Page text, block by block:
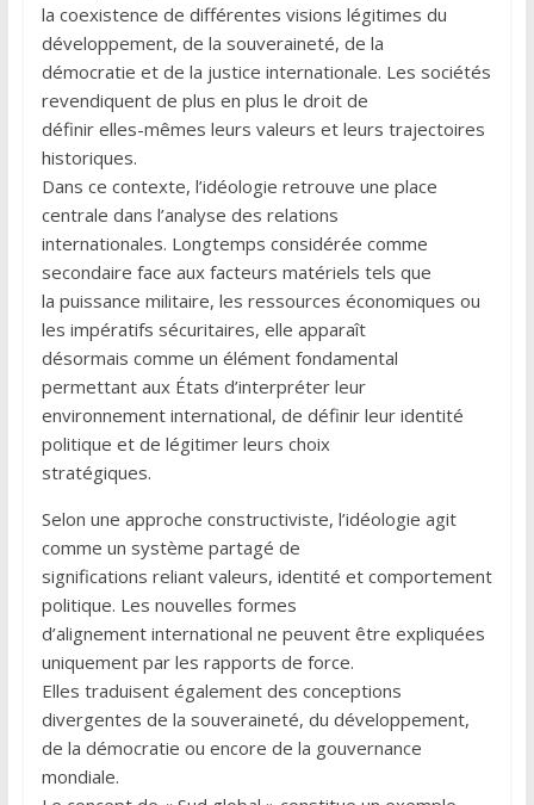
la coexistence de différentes visions légitimes du
développement, de la souveraineté, de la
démocratie et de la justice internationale. Les sociétés
revendiquent de plus en plus le droit de
définir elles-mêmes leurs valeurs et leurs trajectoires
historiques.
Dans ce contexte, l’idéologie retrouve une place
centrale dans l’analyse des relations
internationales. Longtemps considérée comme
secondaire face aux facteurs matériels tels que
la puissance militaire, les ressources économiques ou
les impératifs sécuritaires, elle apparaît
désormais comme un élément fondamental
permettant aux États d’interpréter leur
environnement international, de définir leur identité
politique et de légitimer leurs choix
stratégiques.
Selon une approche constructiviste, l’idéologie agit
comme un système partagé de
significations reliant valeurs, identité et comportement
politique. Les nouvelles formes
d’alignement international ne peuvent être expliquées
uniquement par les rapports de force.
Elles traduisent également des conceptions
divergentes de la souveraineté, du développement,
de la démocratie ou encore de la gouvernance
mondiale.